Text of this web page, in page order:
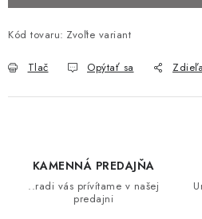
MATRACE DORMISAN
VANKÚŠE
POHOVKY A KRESLÁ
Kód tovaru: Zvoľte variant
Tlač Opýtať sa
KAMENNÁ PREDAJŇA
..radi vás prívítame v našej
predajni